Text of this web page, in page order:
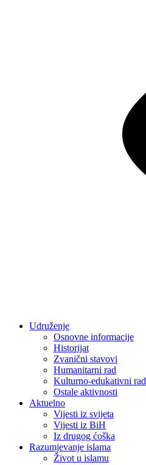
Udruženje
Osnovne informacije
Historijat
Zvanični stavovi
Humanitarni rad
Kulturno-edukativni rad
Ostale aktivnosti
Aktuelno
Vijesti iz svijeta
Vijesti iz BiH
Iz drugog ćoška
Razumjevanje islama
Život u islamu